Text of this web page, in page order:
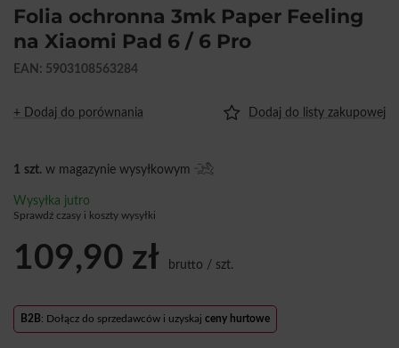
Folia ochronna 3mk Paper Feeling
na Xiaomi Pad 6 / 6 Pro
EAN: 5903108563284
+ Dodaj do porównania Dodaj do listy zakupowej
1 szt. w magazynie wysyłkowym
Wysyłka jutro
Sprawdź czasy i koszty wysyłki
109,90 zł brutto / szt.
B2B: Dołącz do sprzedawców i uzyskaj ceny hurtowe